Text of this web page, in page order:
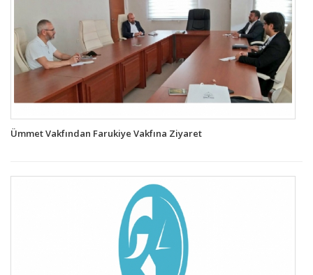
Ümmet Vakfından Farukiye Vakfına Ziyaret